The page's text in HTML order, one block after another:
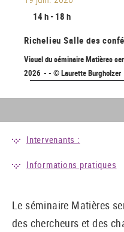
14 h - 18 h
Richelieu Salle des
Visuel du séminaire Matières
2026 - - © Laurette Burgholzer
Intervenants :
Informations pratiques
Le séminaire Matières
des chercheurs et des